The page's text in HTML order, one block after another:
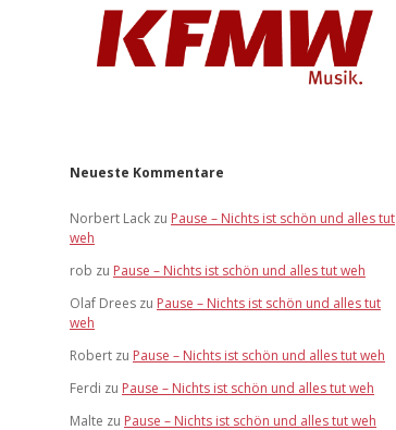
Neueste Kommentare
Norbert Lack zu Pause – Nichts ist schön und alles tut
weh
rob zu Pause – Nichts ist schön und alles tut weh
Olaf Drees zu Pause – Nichts ist schön und alles tut
weh
Robert zu Pause – Nichts ist schön und alles tut weh
Ferdi zu Pause – Nichts ist schön und alles tut weh
Malte zu Pause – Nichts ist schön und alles tut weh